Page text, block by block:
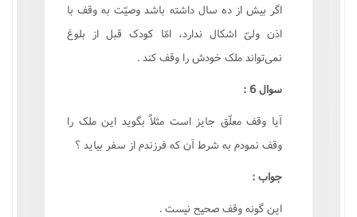
اگر بيش از ده سال داشته باشد وصيّت به وقف با
اذن ولىّ اشکال ندارد، امّا کودک قبل از بلوغ
نمى‌تواند ملک خودش را وقف کند .
سوال 6 :
آيا وقف معلّق جايز است مثلاً بگويد اين ملک را
وقف نمودم به شرط آن که فرزندم از سفر بيايد ؟
جواب :
اين گونه وقف صحيح نيست .